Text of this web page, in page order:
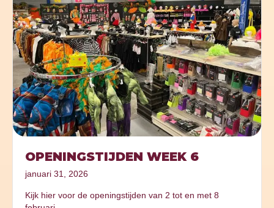
OPENINGSTIJDEN WEEK 6
januari 31, 2026
Kijk hier voor de openingstijden van 2 tot en met 8